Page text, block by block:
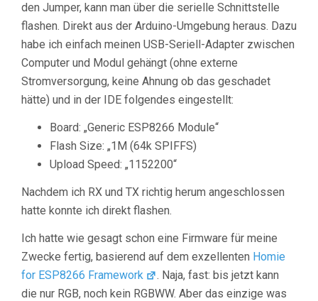
den Jumper, kann man über die serielle Schnittstelle
flashen. Direkt aus der Arduino-Umgebung heraus. Dazu
habe ich einfach meinen USB-Seriell-Adapter zwischen
Computer und Modul gehängt (ohne externe
Stromversorgung, keine Ahnung ob das geschadet
hätte) und in der IDE folgendes eingestellt:
Board: „Generic ESP8266 Module“
Flash Size: „1M (64k SPIFFS)
Upload Speed: „1152200“
Nachdem ich RX und TX richtig herum angeschlossen
hatte konnte ich direkt flashen.
Ich hatte wie gesagt schon eine Firmware für meine
Zwecke fertig, basierend auf dem exzellenten Homie
for ESP8266 Framework
. Naja, fast: bis jetzt kann
die nur RGB, noch kein RGBWW. Aber das einzige was